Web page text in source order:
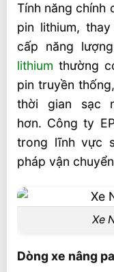
Tính năng chính
pin lithium,
cấp năng
lithium thường
pin truyền
thời gian sạc
hơn. Công ty
trong lĩnh vực
pháp vận
Xe
Dòng xe nâng